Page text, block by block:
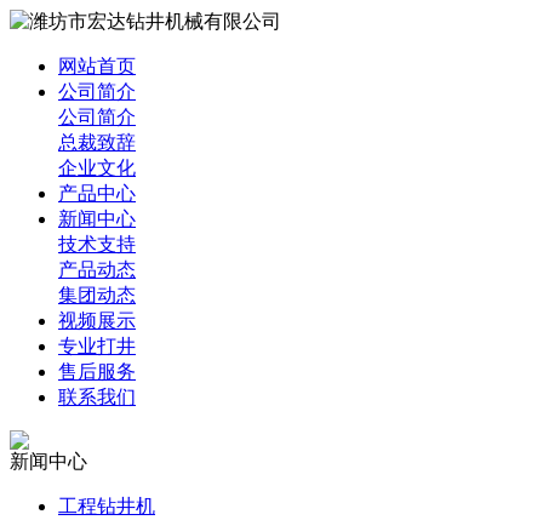
网站首页
公司简介
公司简介
总裁致辞
企业文化
产品中心
新闻中心
技术支持
产品动态
集团动态
视频展示
专业打井
售后服务
联系我们
新闻中心
工程钻井机